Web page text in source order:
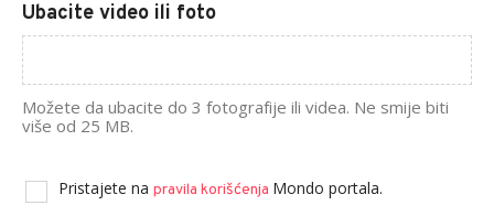
Ubacite video ili foto
Možete da ubacite do 3 fotografije ili videa. Ne smije biti
više od 25 MB.
Pristajete na pravila korišćenja Mondo portala.